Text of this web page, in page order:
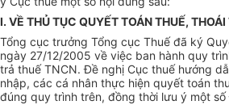
I. VỀ THỦ TỤC QUYẾT TOÁN THUẾ,
Tổng cục trưởng Tổng cục Thuế đã ký
ngày 27/12/2005 về việc ban hành quy
trả thuế TNCN. Đề nghị Cục thuế hướng
nhập, các cá nhân thực hiện quyết toán
đúng quy trình trên, đồng thời lưu ý một số